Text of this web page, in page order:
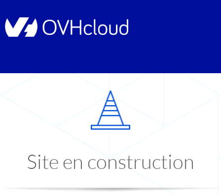
Site en construction